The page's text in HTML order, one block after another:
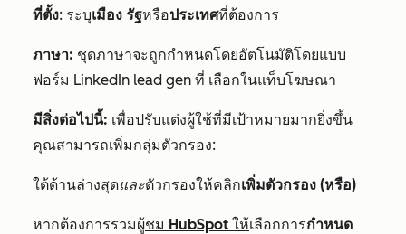
ที่ตั้ง: ระบุเมือง รัฐหรือประเทศที่ต้องการ
ภาษา: ชุดภาษาจะถูกกำหนดโดยอัตโนมัติโดยแบบ
ฟอร์ม LinkedIn lead gen ที่ เลือกในแท็บโฆษณา
มีสิ่งต่อไปนี้: เพื่อปรับแต่งผู้ใช้ที่มีเป้าหมายมากยิ่งขึ้น
คุณสามารถเพิ่มกลุ่มตัวกรอง:
ใต้ด้านล่างสุดและตัวกรองให้คลิกเพิ่มตัวกรอง (หรือ)
หากต้องการรวมผู้ชม HubSpot ให้เลือกการกำหนด